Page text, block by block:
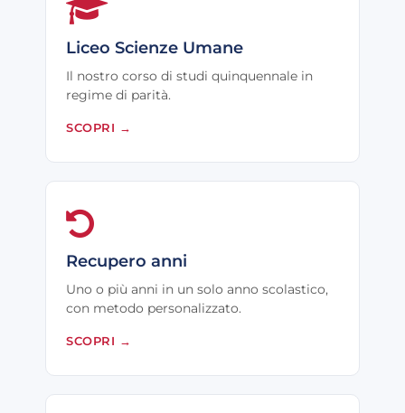
Liceo Scienze Umane
Il nostro corso di studi quinquennale in
regime di parità.
SCOPRI →
Recupero anni
Uno o più anni in un solo anno scolastico,
con metodo personalizzato.
SCOPRI →